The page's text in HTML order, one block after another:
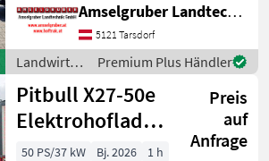
hydr. Geräteverriegelung
Das Kraftpaket aus Holland!
Exklusiv bei Amselgruber
Landtechnik! Nebe
Amselgruber Landtechnik GmbH
5121 Tarsdorf
Landwirtsch.
Motorfahrzeuge
/ Pitbull
Premium Plus Händler
Pitbull X27-50e
Elektrohoflader
- der Stärkste!
Preis
auf
Anfrage
50 PS/37 kW Bj. 2026
1 h